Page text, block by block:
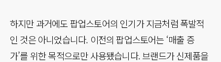
하지만 과거에도 팝업스토어의 인기가 지금처럼 폭발적
인 것은 아니었습니다. 이전의 팝업스토어는 ‘매출 증
가’를 위한 목적으로만 사용됐습니다. 브랜드가 신제품을